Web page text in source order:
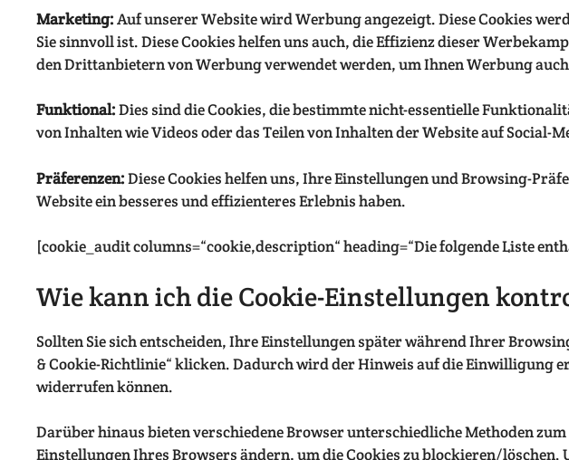
Marketing:Auf unserer Website wird Werbung angezeigt. Diese Cookies
Sie sinnvoll ist. Diese Cookies helfen uns auch, die Effizienz dieser
den Drittanbietern von Werbung verwendet werden, um Ihnen Werbung
Funktional:Dies sind die Cookies, die bestimmte nicht-essentielle
von Inhalten wie Videos oder das Teilen von Inhalten der Website auf Social-
Präferenzen:Diese Cookies helfen uns, Ihre Einstellungen und Browsing-
Website ein besseres und effizienteres Erlebnis haben.
[cookie_audit columns=“cookie,description“ heading=“Die folgende Liste
Wie kann ich die Cookie-Einstellungen
Sollten Sie sich entscheiden, Ihre Einstellungen später während Ihrer
& Cookie-Richtlinie“ klicken. Dadurch wird der Hinweis auf die Einwilligung
widerrufen können.
Darüber hinaus bieten verschiedene Browser unterschiedliche Methoden
Einstellungen Ihres Browsers ändern, um die Cookies zu blockieren/